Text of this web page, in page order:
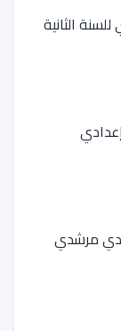
الثانية
مرشدي